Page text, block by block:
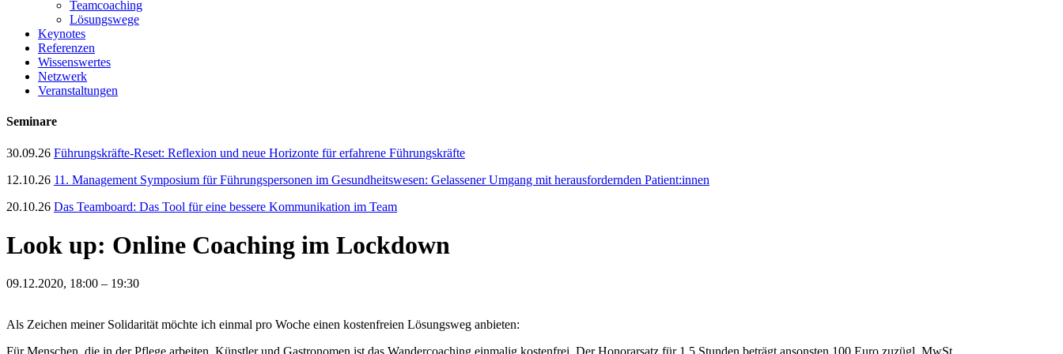
Teamcoaching
Lösungswege
Keynotes
Referenzen
Wissenswertes
Netzwerk
Veranstaltungen
Seminare
30.09.26 Führungskräfte-Reset: Reflexion und neue Horizonte für erfahrene Führungskräfte
12.10.26 11. Management Symposium für Führungspersonen im Gesundheitswesen: Gelassener Umgang mit herausfordernden Patient:innen
20.10.26 Das Teamboard: Das Tool für eine bessere Kommunikation im Team
Look up: Online Coaching im Lockdown
09.12.2020, 18:00 – 19:30
Als Zeichen meiner Solidarität möchte ich einmal pro Woche einen kostenfreien Lösungsweg anbieten: